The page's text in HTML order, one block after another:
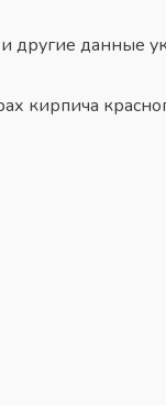
данные
кирпича